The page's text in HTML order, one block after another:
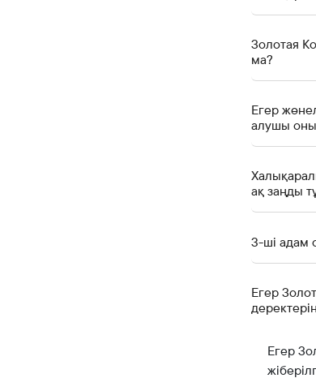
Золотая
ма?
Егер
алушы оны
ақ
3-ші адам
Егер
Егер